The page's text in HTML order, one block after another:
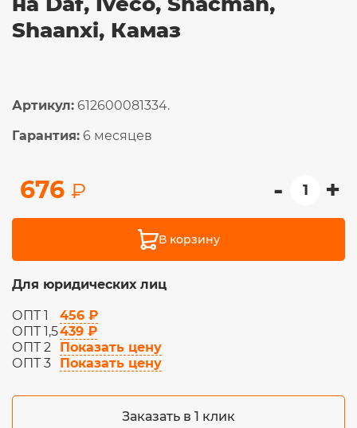
Shaanxi, Камаз
Артикул: 612600081334.
Гарантия: 6 месяцев
676 ₽ - +
В корзину
Для юридических лиц
ОПТ 1
456 ₽
ОПТ 1,5439 ₽
ОПТ 2
Показать цену
ОПТ 3
Показать цену
Заказать в 1 клик